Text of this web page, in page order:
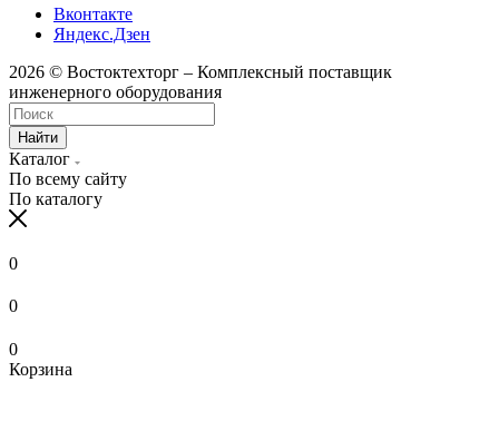
Вконтакте
Яндекс.Дзен
2026 © Востоктехторг – Комплексный поставщик
инженерного оборудования
Найти
Каталог
По всему сайту
По каталогу
0
0
0
Корзина